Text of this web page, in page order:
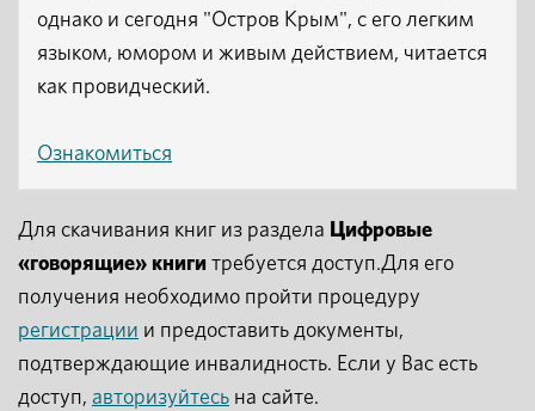
однако и сегодня "Остров Крым", с его легким
языком, юмором и живым действием, читается
как провидческий.
Ознакомиться
Для скачивания книг из раздела Цифровые
«говорящие» книги требуется доступ.Для его
получения необходимо пройти процедуру
регистрации и предоставить документы,
подтверждающие инвалидность. Если у Вас есть
доступ, авторизуйтесь на сайте.